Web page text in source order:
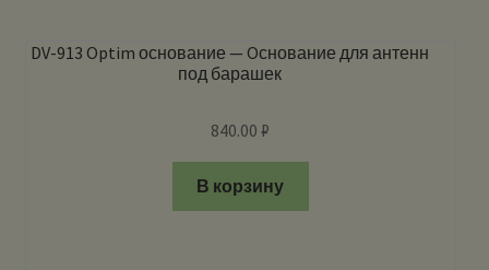
DV-913 Optim основание — Oснование для антенн
под барашек
840.00₽
В корзину